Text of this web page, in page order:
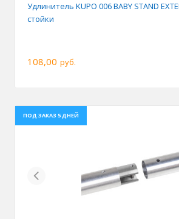
Удлинитель KUPO 006 BABY STAND
стойки
108,00 руб.
ПОД ЗАКАЗ 5 ДНЕЙ
Previous